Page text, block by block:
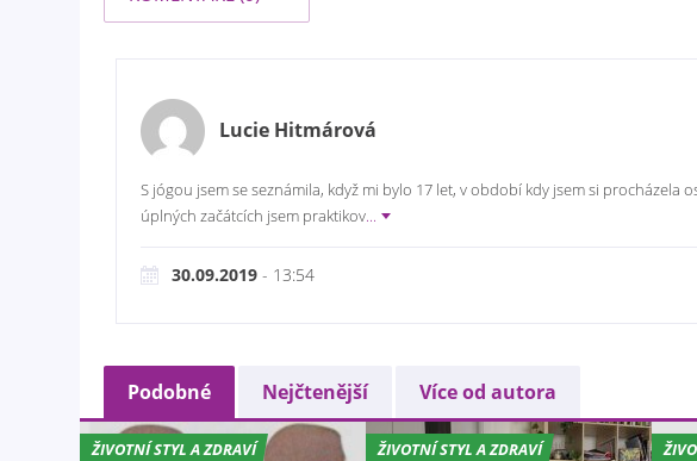
Lucie Hitmárová
S jógou jsem se seznámila, když mi bylo 17 let, v období kdy jsem si procházela
úplných začátcích jsem praktikov...
30.09.2019 - 13:54
Podobné Nejčtenější Více od autora
ŽIVOTNÍ STYL A ZDRAVÍ ŽIVOTNÍ STYL A ZDRAVÍ